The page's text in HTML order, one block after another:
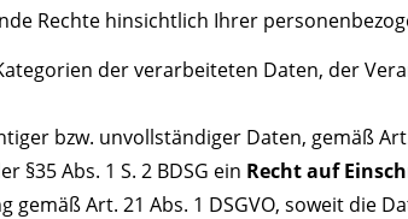
Rechte hinsichtlich Ihrer
der verarbeiteten Daten, der
bzw. unvollständiger Daten, gemäß
§35 Abs. 1 S. 2 BDSG ein Recht auf
gemäß Art. 21 Abs. 1 DSGVO, soweit die